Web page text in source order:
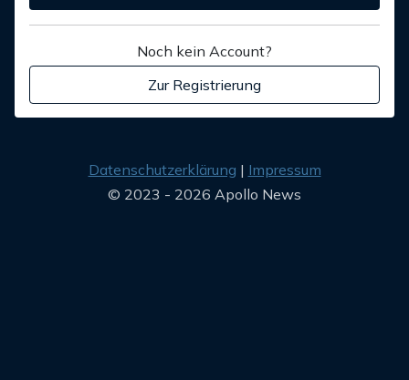
Noch kein Account?
Zur Registrierung
Datenschutzerklärung
Impressum
© 2023 - 2026 Apollo News